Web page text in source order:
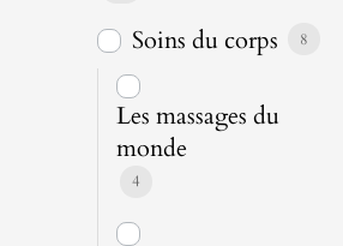
Soins du corps 8
Les massages du
monde
4